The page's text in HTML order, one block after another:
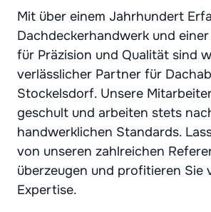
Mit über einem Jahrhundert
Dachdeckerhandwerk und
für Präzision und Qualität sind
verlässlicher Partner für
Stockelsdorf. Unsere
geschult und arbeiten stets
handwerklichen Standards.
von unseren zahlreichen
überzeugen und profitieren Sie
Expertise.